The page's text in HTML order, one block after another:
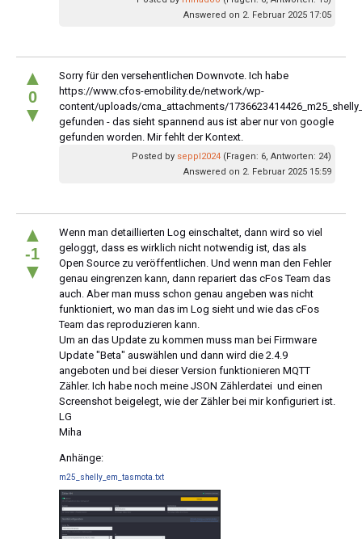
Answered on 2. Februar 2025 17:05
▲
0
▼
Sorry für den versehentlichen Downvote. Ich habe
https://www.cfos-emobility.de/network/wp-
content/uploads/cma_attachments/
gefunden - das sieht spannend aus ist aber nur von google
gefunden worden. Mir fehlt der Kontext.
Posted by seppl2024 (Fragen: 6, Antworten: 24)
Answered on 2. Februar 2025 15:59
▲
-1
▼
Wenn man detaillierten Log einschaltet, dann wird so viel
geloggt, dass es wirklich nicht notwendig ist, das als
Open Source zu veröffentlichen. Und wenn man den Fehler
genau eingrenzen kann, dann repariert das cFos Team das
auch. Aber man muss schon genau angeben was nicht
funktioniert, wo man das im Log sieht und wie das cFos
Team das reproduzieren kann.
Um an das Update zu kommen muss man bei Firmware
Update "Beta" auswählen und dann wird die 2.4.9
angeboten und bei dieser Version funktionieren MQTT
Zähler. Ich habe noch meine JSON Zählerdatei und einen
Screenshot beigelegt, wie der Zähler bei mir konfiguriert ist.
LG
Miha
Anhänge:
m25_shelly_em_tasmota.txt